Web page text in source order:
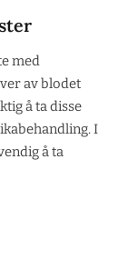
med
av blodet
å ta disse
I
å ta